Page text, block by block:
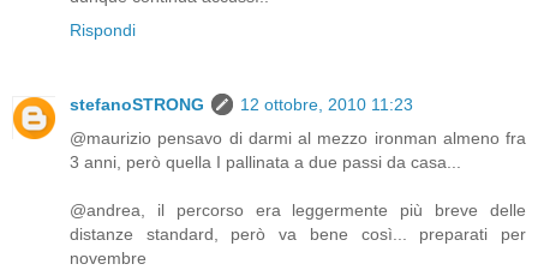
Rispondi
stefanoSTRONG
12 ottobre, 2010 11:23
@maurizio pensavo di darmi al mezzo ironman almeno fra
3 anni, però quella I pallinata a due passi da casa...
@andrea, il percorso era leggermente più breve delle
distanze standard, però va bene così... preparati per
novembre